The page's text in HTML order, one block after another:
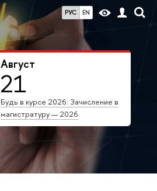
РУС EN
Август
21
Будь в курсе 2026: Зачисление в
магистратуру — 2026